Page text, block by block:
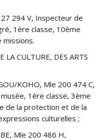
294 V, Inspecteur de
1ère classe, 10ème
missions.
LA CULTURE, DES ARTS
KOHO, Mle 200 474 C,
1ère classe, 3ème
de la protection et de la
culturelles ;
Mle 200 486 H,